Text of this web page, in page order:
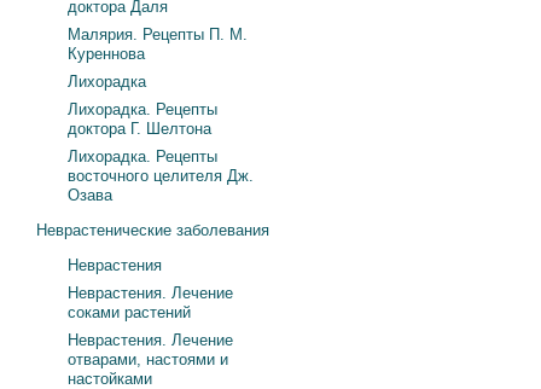
доктора Даля
Малярия. Рецепты П. М.
Куреннова
Лихорадка
Лихорадка. Рецепты
доктора Г. Шелтона
Лихорадка. Рецепты
восточного целителя Дж.
Озава
Неврастенические заболевания
Неврастения
Неврастения. Лечение
соками растений
Неврастения. Лечение
отварами, настоями и
настойками